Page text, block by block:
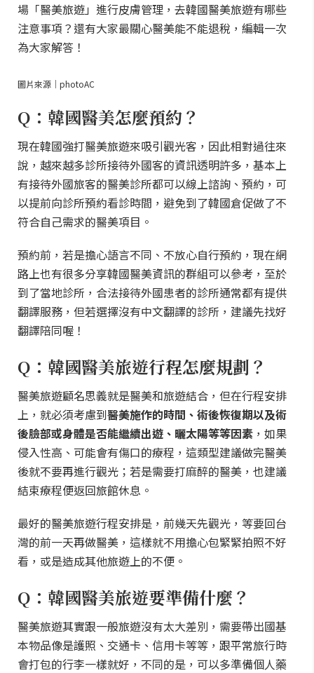
場「醫美旅遊」進行皮膚管理，去韓國醫美旅遊有哪些
注意事項？還有大家最關心醫美能不能退稅，編輯一次
為大家解答！
圖片來源｜photoAC
Q：韓國醫美怎麼預約？
現在韓國強打醫美旅遊來吸引觀光客，因此相對過往來
說，越來越多診所接待外國客的資訊透明許多，基本上
有接待外國旅客的醫美診所都可以線上諮詢、預約，可
以提前向診所預約看診時間，避免到了韓國倉促做了不
符合自己需求的醫美項目。
預約前，若是擔心語言不同、不放心自行預約，現在網
路上也有很多分享韓國醫美資訊的群組可以參考，至於
到了當地診所，合法接待外國患者的診所通常都有提供
翻譯服務，但若選擇沒有中文翻譯的診所，建議先找好
翻譯陪同喔！
Q：韓國醫美旅遊行程怎麼規劃？
醫美旅遊顧名思義就是醫美和旅遊結合，但在行程安排
上，就必須考慮到醫美施作的時間、術後恢復期以及術
後臉部或身體是否能繼續出遊、曬太陽等等因素 ，如果
侵入性高、可能會有傷口的療程，這類型建議做完醫美
後就不要再進行觀光；若是需要打麻醉的醫美，也建議
結束療程便返回旅館休息。
最好的醫美旅遊行程安排是，前幾天先觀光，等要回台
灣的前一天再做醫美，這樣就不用擔心包緊緊拍照不好
看，或是造成其他旅遊上的不便。
Q：韓國醫美旅遊要準備什麼？
醫美旅遊其實跟一般旅遊沒有太大差別，需要帶出國基
本物品像是護照、交通卡、信用卡等等，跟平常旅行時
會打包的行李一樣就好，不同的是，可以多準備個人藥